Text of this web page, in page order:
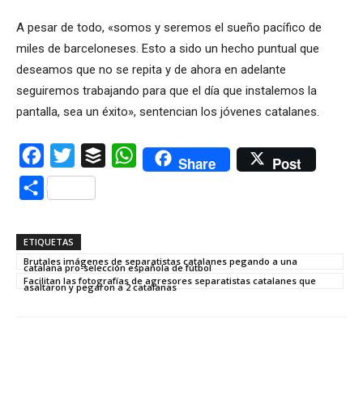
A pesar de todo, «somos y seremos el sueño pacífico de
miles de barceloneses. Esto a sido un hecho puntual que
deseamos que no se repita y de ahora en adelante
seguiremos trabajando para que el día que instalemos la
pantalla, sea un éxito», sentencian los jóvenes catalanes.
Facebook
Twitter Buffer WhatsAppShare Post
Compartir
ETIQUETAS
Brutales imágenes de separatistas catalanes pegando a una
catalana pro-selección española de fútbol
Facilitan las fotografías de agresores separatistas catalanes que
asaltaron y pegaron a 2 catalanas